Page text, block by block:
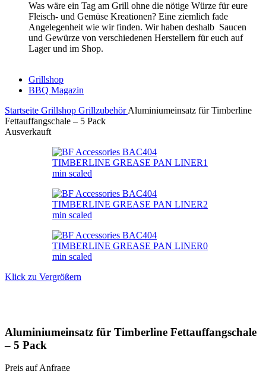
Was wäre ein Tag am Grill ohne die nötige Würze für eure
Fleisch- und Gemüse Kreationen? Eine ziemlich fade
Angelegenheit wie wir finden. Wir haben deshalb Saucen
und Gewürze von verschiedenen Herstellern für euch auf
Lager und im Shop.
Grillshop
BBQ Magazin
Startseite Grillshop GrillzubehörAluminiumeinsatz für Timberline
Fettauffangschale – 5 Pack
Ausverkauft
Klick zu Vergrößern
Aluminiumeinsatz für Timberline Fettauffangschale
– 5 Pack
Preis auf Anfrage